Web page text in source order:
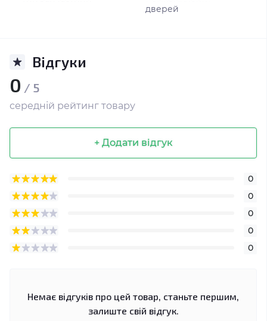
дверей
Відгуки
0 / 5
середній рейтинг товару
+ Додати відгук
0
0
0
0
0
Немає відгуків про цей товар, станьте першим,
залиште свій відгук.